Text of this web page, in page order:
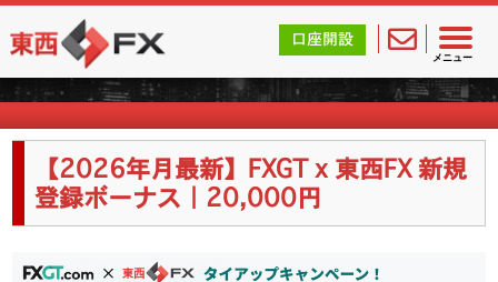
メニュー
東西FX｜海外FX会社（ブローカー）の無料口座開設サポ
口座開設
海外FX業者詳細
【2026年月最新】FXGT x 東西FX 新規
登録ボーナス｜20,000円